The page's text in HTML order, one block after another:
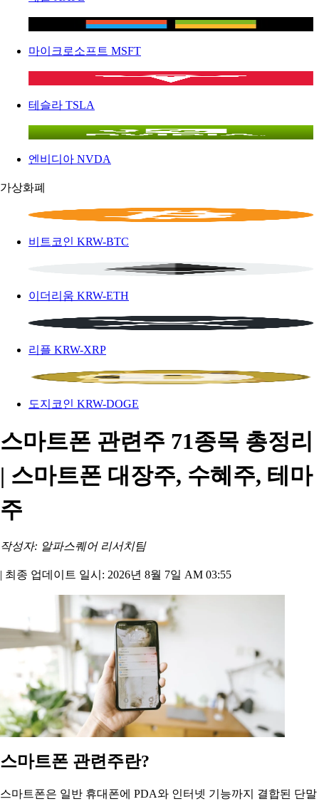
마이크로소프트 MSFT
테슬라 TSLA
엔비디아 NVDA
가상화폐
비트코인 KRW-BTC
이더리움 KRW-ETH
리플 KRW-XRP
도지코인 KRW-DOGE
스마트폰 관련주 71종목 총정리
| 스마트폰 대장주, 수혜주, 테마
주
작성자: 알파스퀘어 리서치팀
| 최종 업데이트 일시: 2026년 8월 7일 AM 03:55
스마트폰 관련주란?
스마트폰은 일반 휴대폰에 PDA와 인터넷 기능까지 결합된 단말